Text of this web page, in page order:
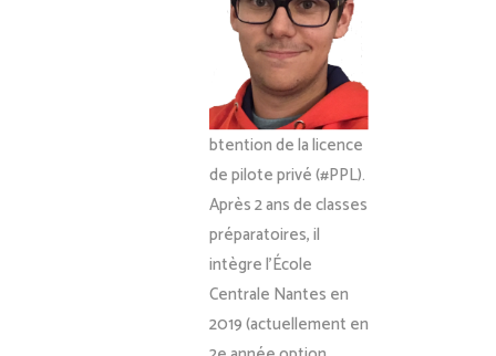
btention de la licence
de pilote privé (#PPL).
Après 2 ans de classes
préparatoires, il
intègre l’École
Centrale Nantes en
2019 (actuellement en